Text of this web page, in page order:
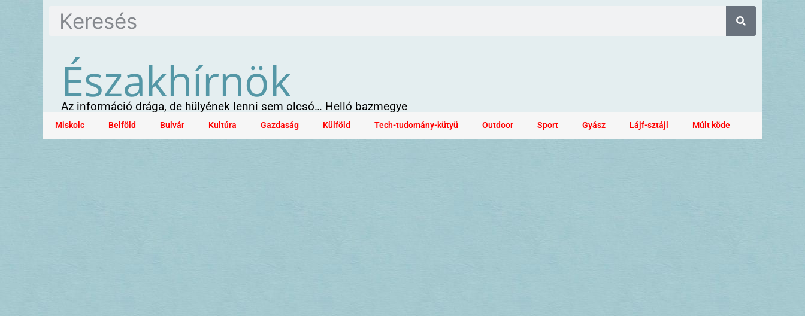
Északhírnök
Az információ drága, de hülyének lenni sem olcsó… Helló bazmegye
Miskolc Belföld Bulvár Kultúra Gazdaság Külföld Tech-tudomány-kütyü Outdoor Sport Gyász Lájf-sztájl Múlt köde